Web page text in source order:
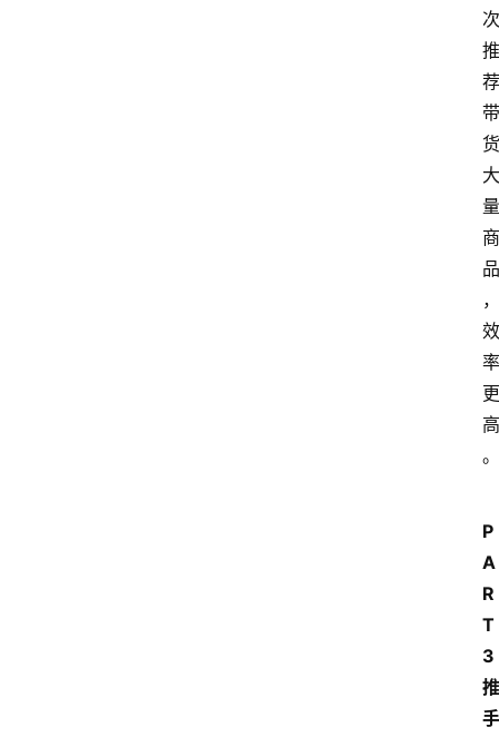
次
推
荐
带
货
大
量
商
品
，
效
率
更
高
。
P
A
R
T
3
推
手